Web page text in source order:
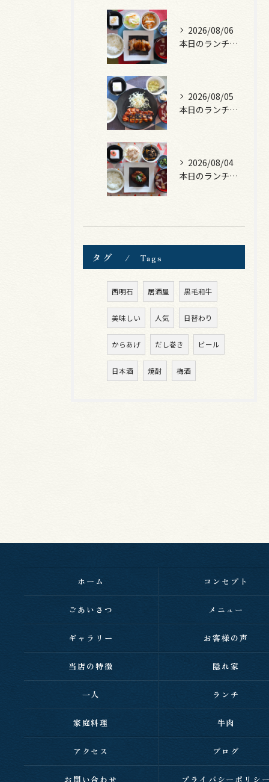
2026/08/06
本日のランチは、照焼きチキン！
2026/08/05
本日のランチは、ロース豚カツ梅はさみ！
2026/08/04
本日のランチは、煮込みハンバーグ！
タグ Tags
西明石 居酒屋 黒毛和牛
美味しい 人気 日替わり
からあげ だし巻き ビール
日本酒 焼酎 梅酒
ホーム コンセプト
ごあいさつ メニュー
ギャラリー お客様の声
当店の特徴 隠れ家
一人 ランチ
家庭料理 牛肉
アクセス ブログ
お問い合わせ プライバシーポリシ